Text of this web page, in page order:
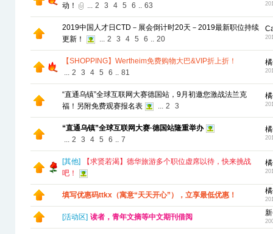
动！
... 2 3 4 5 6 .. 63
2019中国人才日CTD－展会倒计时20天－2019最新职位持续
更新！
... 2 3 4 5 6 .. 20
【SHOPPING】Wertheim免费购物大巴&VIP折上折！
... 2 3 4 5 6 .. 81
“直通乌镇”全球互联网大赛德国站，9月初邀您激战法兰克
福！另附免费观赛报名表
... 2 3
“直通乌镇”全球互联网大赛·德国站隆重举办
... 2 3 4 5 6 .. 7
[其他]
【求贤若渴】德华旅游多个职位虚席以待，快来挑战
吧！
填写优惠码ttkx（寓意“天天开心”），立享最低优惠！
[活动区] 读者，青年文摘等中文期刊借阅